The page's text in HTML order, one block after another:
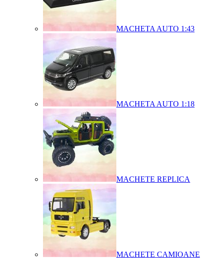
MACHETA AUTO 1:43
MACHETA AUTO 1:18
MACHETE REPLICA
MACHETE CAMIOANE